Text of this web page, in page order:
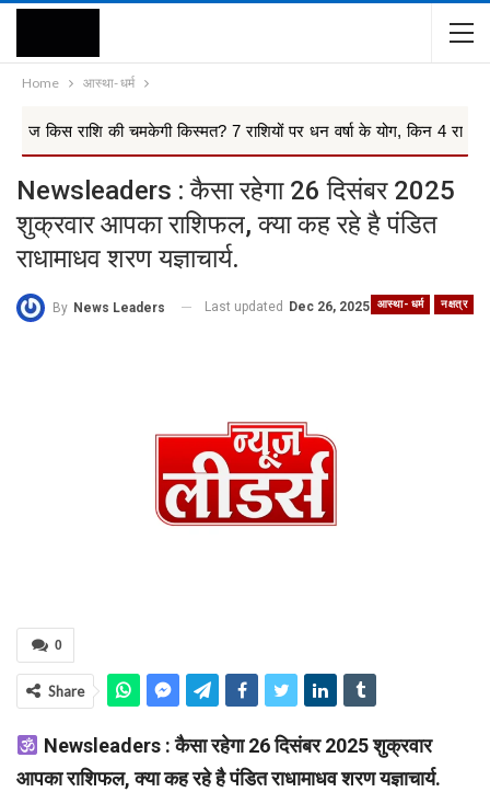
Home आस्था- धर्म
चमकेगी किस्मत? 7 राशियों पर धन वर्षा के योग, किन 4 राश...
Newsleaders : कैसा रहेगा 26 दिसंबर 2025
शुक्रवार आपका राशिफल, क्या कह रहे है पंडित
राधामाधव शरण यज्ञाचार्य.
आस्था- धर्म नक्षत्र
By News Leaders Last updated Dec 26, 2025
0
Share
Newsleaders : कैसा रहेगा 26 दिसंबर 2025 शुक्रवार
आपका राशिफल, क्या कह रहे है पंडित राधामाधव शरण यज्ञाचार्य.